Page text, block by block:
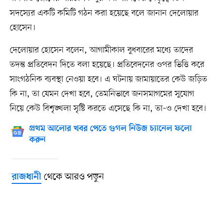
সদস্যের একটি কমিটি গঠন করা হয়েছে বলে জানান দেলোয়ার
হোসেন।
দেলোয়ার হোসেন বলেন, আগামীকাল বুধবারের মধ্যে তাদের
তদন্ত প্রতিবেদন দিতে বলা হয়েছে। প্রতিবেদনের ওপর ভিত্তি করে
সাংগঠনিক ব্যবস্থা নেওয়া হবে। এ ঘটনায় জামায়াতের কেউ জড়িত
কি না, তা যেমন দেখা হবে, তেমনিভাবে জনসমাগমের সুযোগ
নিয়ে কেউ বিশৃঙ্খলা সৃষ্টি করতে এসেছে কি না, তা–ও দেখা হবে।
প্রথম আলোর খবর পেতে গুগল নিউজ চ্যানেল ফলো
করুন
রাজধানীথেকে আরও পড়ুন